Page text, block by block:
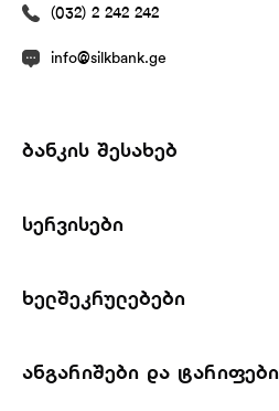
(032) 2 242 242
info@silkbank.ge
ბანკის შესახებ
სერვისები
ხელშეკრულებები
ანგარიშები და ტარიფები